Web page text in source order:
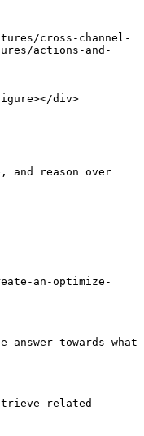
actions-and-
and reason over
an-optimize-
towards what
related